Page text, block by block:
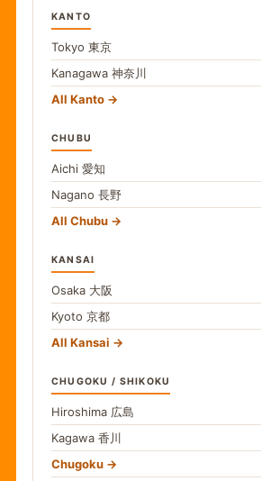
KANTO
Tokyo 東京
Kanagawa 神奈川
All Kanto
CHUBU
Aichi 愛知
Nagano 長野
All Chubu
KANSAI
Osaka 大阪
Kyoto 京都
All Kansai
CHUGOKU / SHIKOKU
Hiroshima 広島
Kagawa 香川
Chugoku